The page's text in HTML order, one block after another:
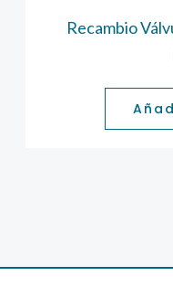
Recambio